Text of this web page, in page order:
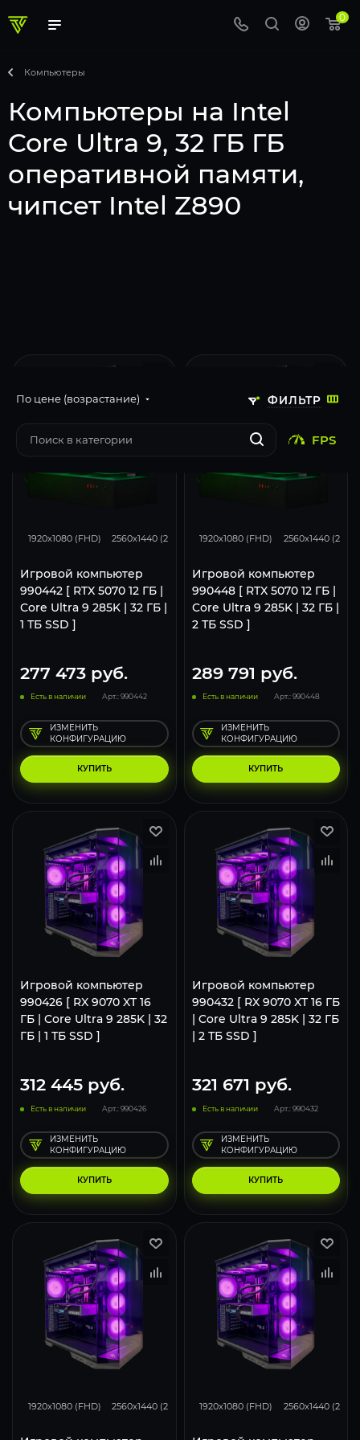
0
Компьютеры
Компьютеры на Intel
Core Ultra 9, 32 ГБ ГБ
оперативной памяти,
чипсет Intel Z890
ФИЛЬТР
По цене (возрастание)
FPS
1920x1080 (FHD) 2560x1440 (2K) 3840x2160 (4K)
Игровой компьютер
990442 [ RTX 5070 12 ГБ |
Core Ultra 9 285K | 32 ГБ |
1 ТБ SSD ]
277 473 руб.
Есть в наличии Арт.: 990442
КУПИТЬ
ИЗМЕНИТЬ
КОНФИГУРАЦИЮ
1920x1080 (FHD) 2560x1440 (2K)
Игровой компьютер
990448 [ RTX 5070 12 ГБ |
Core Ultra 9 285K | 32 ГБ |
2 ТБ SSD ]
289 791 руб.
Есть в наличии Арт.: 990448
КУПИТЬ
ИЗМЕНИТЬ
КОНФИГУРАЦИЮ
Игровой компьютер
990426 [ RX 9070 XT 16
ГБ | Core Ultra 9 285K | 32
ГБ | 1 ТБ SSD ]
312 445 руб.
Есть в наличии Арт.: 990426
КУПИТЬ
ИЗМЕНИТЬ
КОНФИГУРАЦИЮ
Игровой компьютер
990432 [ RX 9070 XT 16 ГБ
| Core Ultra 9 285K | 32 ГБ
| 2 ТБ SSD ]
321 671 руб.
Есть в наличии Арт.: 990432
КУПИТЬ
ИЗМЕНИТЬ
КОНФИГУРАЦИЮ
1920x1080 (FHD) 2560x1440 (2K) 3840x2160 (4K)
1920x1080 (FHD) 2560x1440 (2K)